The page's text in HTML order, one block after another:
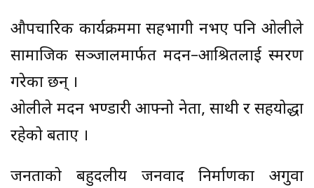
औपचारिक कार्यक्रममा सहभागी नभए पनि ओलीले
सामाजिक सञ्जालमार्फत मदन–आश्रितलाई स्मरण
गरेका छन् ।
ओलीले मदन भण्डारी आफ्नो नेता, साथी र सहयोद्धा
रहेको बताए ।
जनताको बहुदलीय जनवाद निर्माणका अगुवा